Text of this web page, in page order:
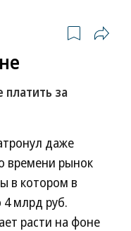
за
даже
времени рынок
в котором в
млрд руб.
расти на фоне